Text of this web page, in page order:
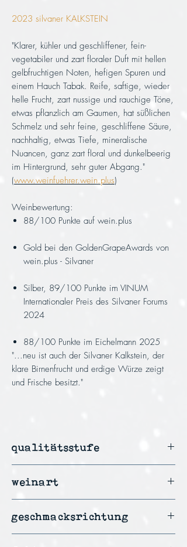
2023 silvaner KALKSTEIN
"Klarer, kühler und geschliffener, fein-
vegetabiler und zart floraler Duft mit hellen
gelbfruchtigen Noten, hefigen Spuren und
einem Hauch Tabak. Reife, saftige, wieder
helle Frucht, zart nussige und rauchige Töne,
etwas pflanzlich am Gaumen, hat süßlichen
Schmelz und sehr feine, geschliffene Säure,
nachhaltig, etwas Tiefe, mineralische
Nuancen, ganz zart floral und dunkelbeerig
im Hintergrund, sehr guter Abgang."
(www.weinfuehrer.wein.plus)
Weinbewertung:
88/100 Punkte auf wein.plus
Gold bei den GoldenGrapeAwards von
wein.plus - Silvaner
Silber, 89/100 Punkte im VINUM
Internationaler Preis des Silvaner Forums
2024
88/100 Punkte im Eichelmann 2025
"...neu ist auch der Silvaner Kalkstein, der
klare Birnenfrucht und erdige Würze zeigt
und Frische besitzt."
qualitätsstufe
weinart
geschmacksrichtung